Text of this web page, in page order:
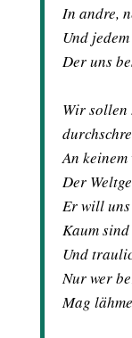
In andre,
Und
Der uns
Wir sollen
An
Der
Er will uns
Kaum
Und
Nur wer
Mag